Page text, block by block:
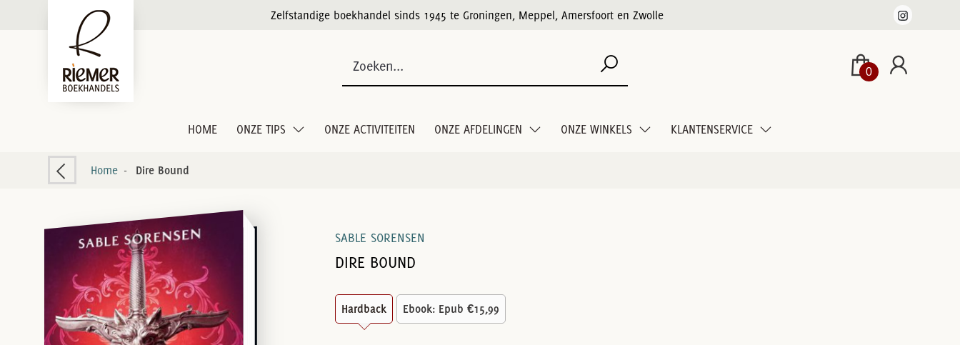
Zelfstandige boekhandel sinds 1945 te Groningen, Meppel, Amersfoort en Zwolle
0
HOME ONZE TIPS ONZE ACTIVITEITEN ONZE AFDELINGEN ONZE WINKELS KLANTENSERVICE
Home - Dire Bound
SABLE SORENSEN
DIRE BOUND
Hardback Ebook: Epub €15,99